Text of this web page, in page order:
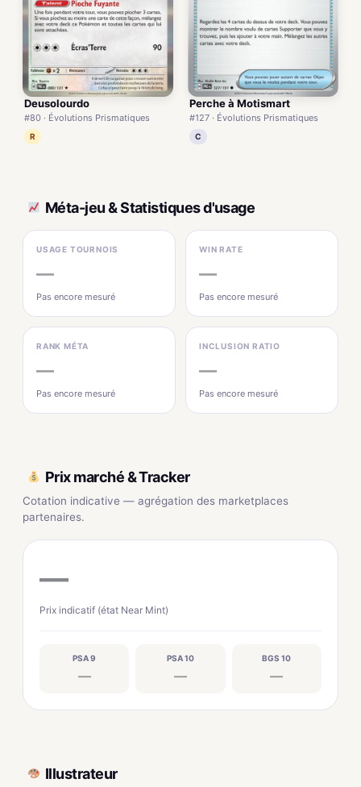
Deusolourdo
#80 · Évolutions Prismatiques
R
Perche à Motismart
#127 · Évolutions Prismatiques
C
Méta-jeu & Statistiques d'usage
USAGE TOURNOIS
—
Pas encore mesuré
WIN RATE
—
Pas encore mesuré
RANK MÉTA
—
Pas encore mesuré
INCLUSION RATIO
—
Pas encore mesuré
Prix marché & Tracker
Cotation indicative — agrégation des marketplaces
partenaires.
—
Prix indicatif (état Near Mint)
PSA 9
—
PSA 10
—
BGS 10
—
Illustrateur